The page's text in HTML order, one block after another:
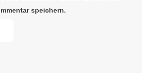
speichern.